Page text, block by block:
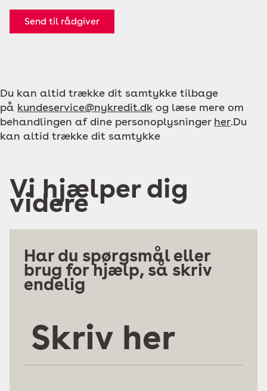
Send til rådgiver
Du kan altid trække dit samtykke tilbage
på kundeservice@nykredit.dk og læse mere om
behandlingen af dine personoplysninger her.Du
kan altid trække dit samtykke
Vi hjælper dig
videre
Har du spørgsmål eller
brug for hjælp, så skriv
endelig
her